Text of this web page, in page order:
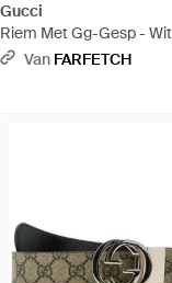
Gucci
Riem Met Gg-Gesp - Wit
Van FARFETCH